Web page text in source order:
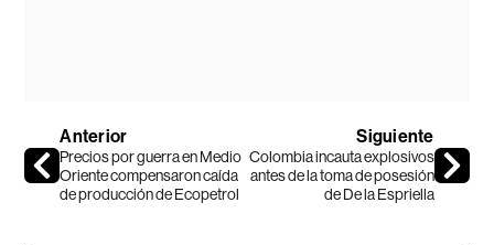
Anterior
Precios por guerra en Medio
Oriente compensaron caída
de producción de Ecopetrol
Siguiente
Colombia incauta explosivos
antes de la toma de posesión
de De la Espriella